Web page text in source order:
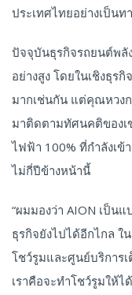
ประเทศไทยอย่างเป็นท
ปัจจุบันธุรกิจรถยนต์พลั
อย่างสูง โดยในเชิงธุ
มากเช่นกัน แต่คุณหวงก
มาติดตามทัศนคติของเ
ไฟฟ้า 100% ที่กำลังเข้
ไม่กี่ปีข้างหน้านี้
“ผมมองว่า AION เป็น
ธุรกิจยังไปได้อีกไกล ใ
โชว์รูมและศูนย์บริการ
เราคือจะทำโชว์รูมให้